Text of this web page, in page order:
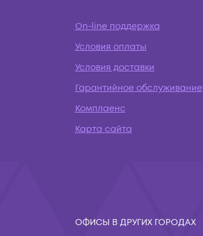
On-line поддержка
Условия оплаты
Условия доставки
Гарантийное обслуживание
Комплаенс
Карта сайта
ОФИСЫ В ДРУГИХ ГОРОДАХ